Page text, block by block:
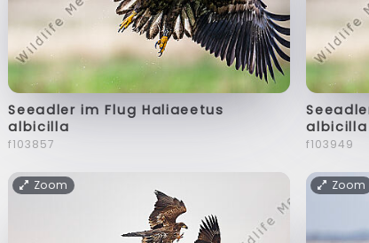
Seeadler im Flug Haliaeetus
albicilla
f103857
albicilla
f103949
Zoom Zoom